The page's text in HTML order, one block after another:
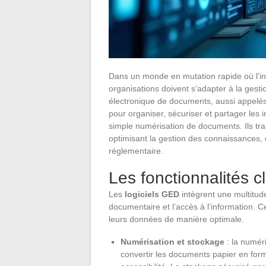
Dans un monde en mutation rapide où
organisations doivent s’adapter à la
électronique de documents, aussi
pour organiser, sécuriser et partager les
simple numérisation de documents. Ils
optimisant la gestion des
réglementaire.
Les fonctionnalités
Les logiciels GED intègrent une
documentaire et l’accès à l’information.
leurs données de manière optimale.
Numérisation et stockage : la
convertir les documents papier en